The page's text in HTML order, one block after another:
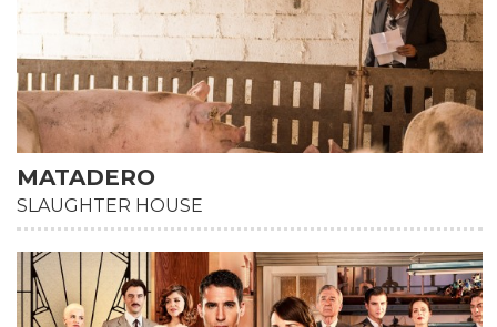
MATADERO
SLAUGHTER HOUSE